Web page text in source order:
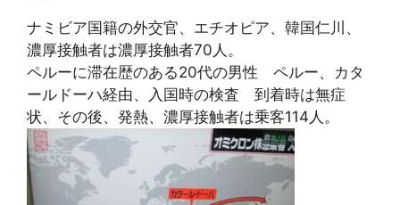
ナミビア国籍の外交官、エチオピア、韓国仁川、
濃厚接触者は濃厚接触者70人。
ペルーに滞在歴のある20代の男性 ペルー、カタ
ールドーハ経由、入国時の検査 到着時は無症
状、その後、発熱、濃厚接触者は乗客114人。